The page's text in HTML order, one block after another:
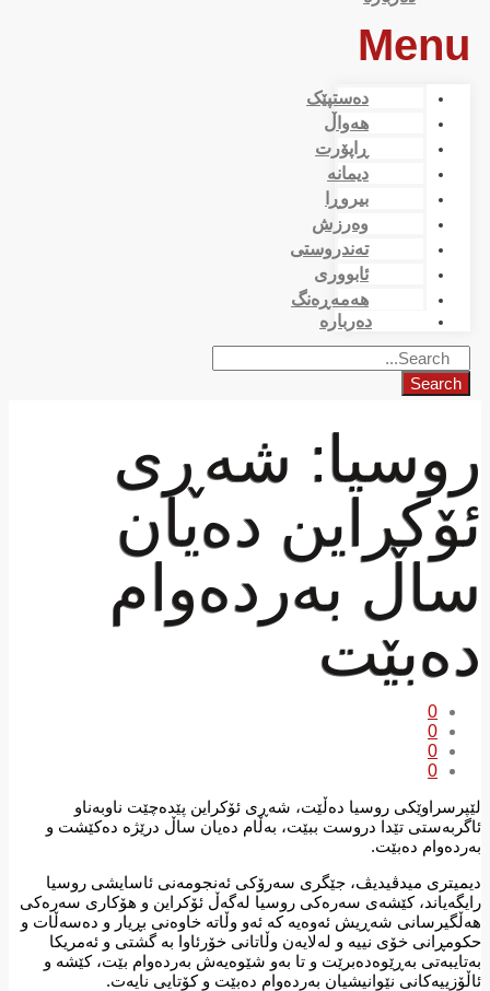
Menu
دەستپێک
هەواڵ
ڕاپۆرت
دیمانە
بیروڕا
وەرزش
تەندروستی
ئابووری
هەمەڕەنگ
دەربارە
Search
روسیا: شەڕی
ئۆکراین دەیان
ساڵ بەردەوام
دەبێت
0
0
0
0
لێپرسراوێکی روسیا دەڵێت، شەڕی ئۆکراین پێدەچێت ناوبەناو
ئاگربەستی تێدا دروست ببێت، بەڵام دەیان ساڵ درێژە دەکێشت و
بەردەوام دەبێت.
دیمیتری میدڤیدیڤ، جێگری سەرۆکی ئەنجومەنی ئاسایشی روسیا
رایگەیاند، کێشەی سەرەکی روسیا لەگەڵ ئۆکراین و ھۆکاری سەرەکی
ھەڵگیرسانی شەڕیش ئەوەیە کە ئەو وڵاتە خاوەنی بڕیار و دەسەڵات و
حکومڕانی خۆی نییە و لەلایەن وڵاتانی خۆرئاوا بە گشتی و ئەمریکا
بەتایبەتی بەڕێوەدەبرێت و تا بەو شێوەیەش بەردەوام بێت، کێشە و
ئاڵۆزییەکانی نێوانیشیان بەردەوام دەبێت و کۆتایی نایەت.